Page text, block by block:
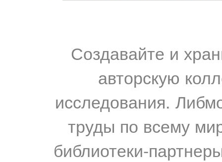
Создавайте и
авторскую
исследования.
труды по всему
библиотеки-